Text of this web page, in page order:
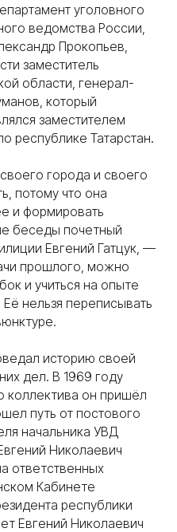
уголовного
ведомства России,
Прокопьев,
заместитель
области, генерал-
который
заместителем
республике Татарстан.
города и своего
потому что она
и формировать
беседы почетный
Евгений Гатцук, —
прошлого, можно
и учиться на опыте
нельзя переписывать
историю своей
дел. В 1969 году
коллектива он пришёл
путь от постового
начальника УВД
Николаевич
ответственных
Кабинете
республики
Евгений Николаевич